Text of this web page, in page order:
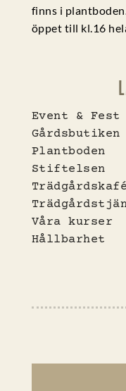
finns i
öppet till kl.16
Event & Fest
Gårdsbutiken
Plantboden
Stiftelsen
Trädgårdskafé
Våra kurser
Hållbarhet